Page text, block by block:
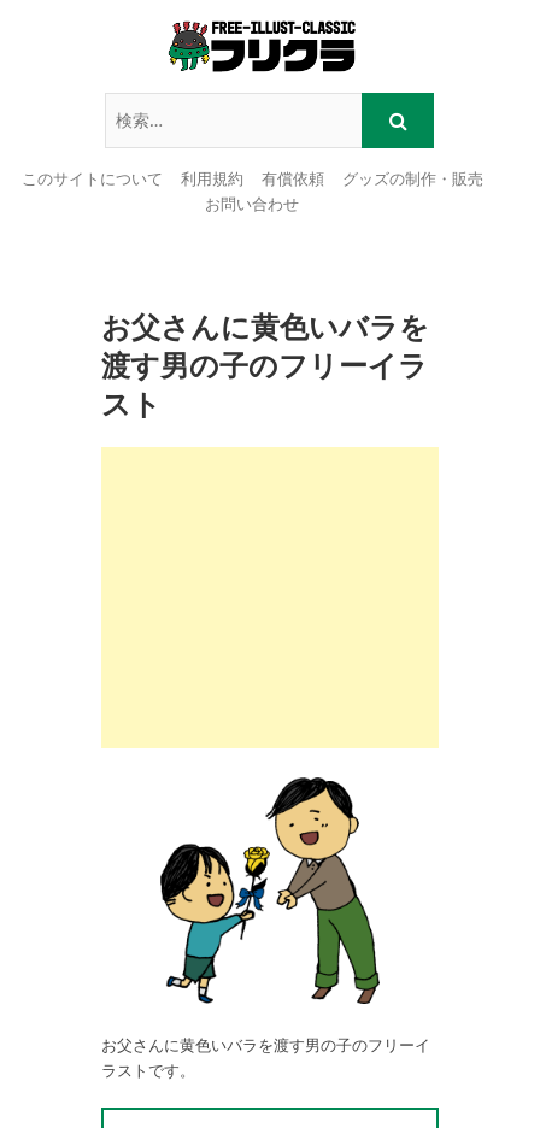
このサイトについて 利用規約 有償依頼
グッズの制作・販売
お問い合わせ
お父さんに黄色いバラを
渡す男の子のフリーイラ
スト
お父さんに黄色いバラを渡す男の子のフリーイ
ラストです。